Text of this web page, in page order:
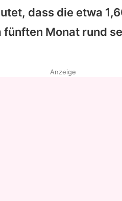
Redaktionelle Richtlinien
Impressum
Nutzungsbedingungen
dass die etwa
Monat rund
Anzeige